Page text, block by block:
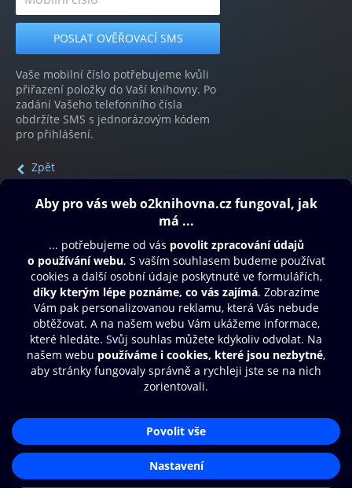
Vaše mobilní číslo potřebujeme kvůli
přiřazení položky do Vaší knihovny. Po
zadání Vašeho telefonního čísla
obdržíte SMS s jednorázovým kódem
pro přihlášení.
Zpět
Obsah ke stažení
Moje O2 Knihovna
Další zábava
© O2 Czech Republic a.s.
Přístupnost
Zásady zpracování osobních údajůAplikace O2 Knihovna
Čti a poslouchej své e-knihy a
audioknihy rychleji a pohodlněji.